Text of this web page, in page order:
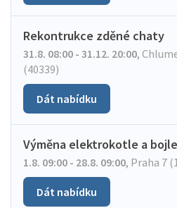
Rekontrukce zděné chaty
31.8. 08:00 - 31.12. 20:00,
(40339)
Dát nabídku
Výměna elektrokotle a
1.8. 09:00 - 28.8. 09:00, Praha 7
Dát nabídku